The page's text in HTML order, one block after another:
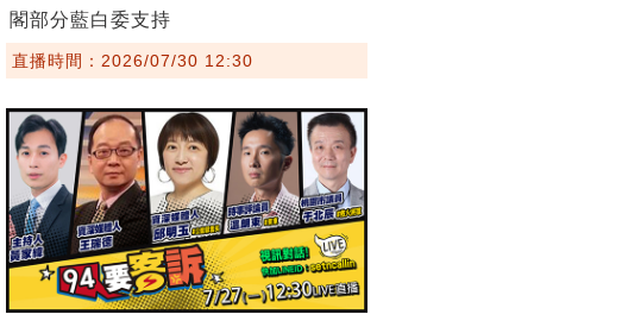
閣部分藍白委支持
直播時間：2026/07/30 12:30